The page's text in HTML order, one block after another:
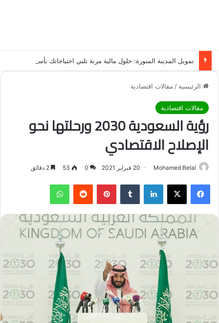
الرئيسية / مقالات اقتصادية
مقالات اقتصادية
رؤية السعودية 2030 ورحلتها نحو
الإصلاح الاقتصادي
Mohamed Belal 20 فبراير 2021 0
53
فيسبوك لينكدإن بينتيريست